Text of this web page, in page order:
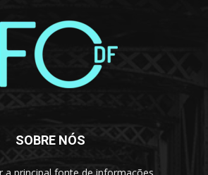
SOBRE NÓS